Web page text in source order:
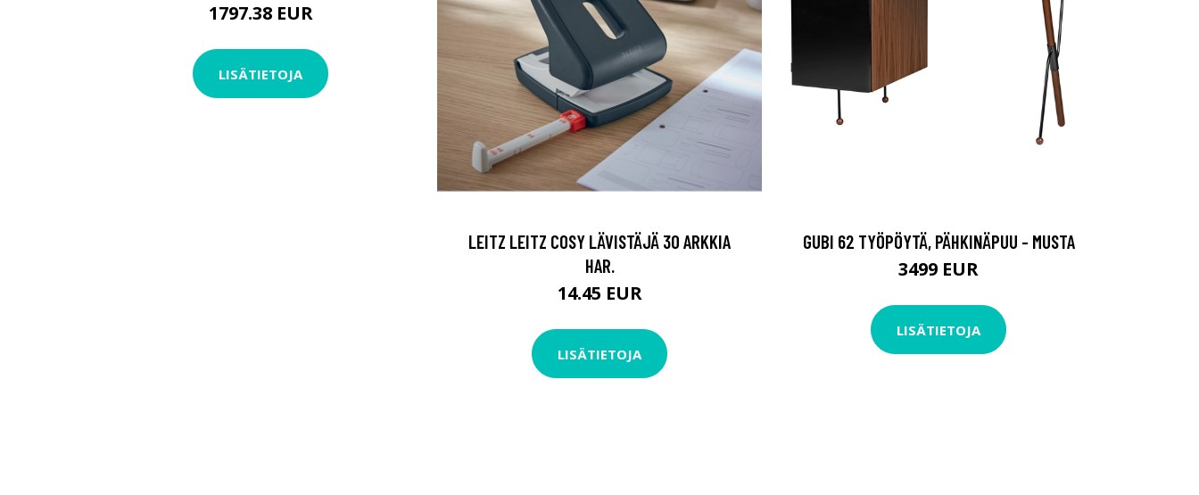
1797.38 EUR
LISÄTIETOJA
LEITZ LEITZ COSY LÄVISTÄJÄ 30 ARKKIA
HAR.
14.45 EUR
LISÄTIETOJA
GUBI 62 TYÖPÖYTÄ, PÄHKINÄPUU - MUSTA
3499 EUR
LISÄTIETOJA